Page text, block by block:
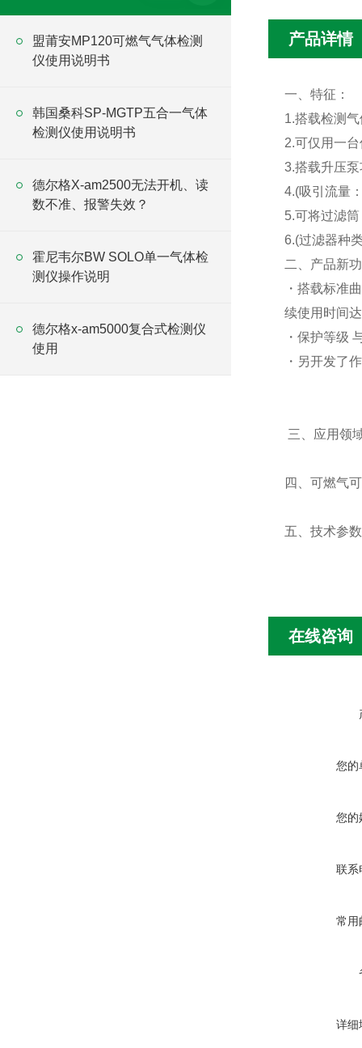
盟莆安MP120可燃气气体检测
仪使用说明书
韩国桑科SP-MGTP五合一气体
检测仪使用说明书
德尔格X-am2500无法开机、读
数不准、报警失效？
霍尼韦尔BW SOLO单一气体检
测仪操作说明
德尔格x-am5000复合式检测仪
使用
产品详情
一、特征：
1.搭载检测
2.可仅用一
3.搭载升压
4.(吸引流量
5.可将过滤
6.(过滤器种
二、产品新
・搭载标准
续使用时间
・保护等级
・另开发了
三、应用领
四、可燃气
五、技术参数
在线咨询
您的
您的
联系
常用
详细